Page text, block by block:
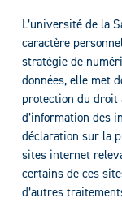
L’université de la
caractère
stratégie de
données, elle met
protection du droit
d’information des
déclaration sur la
sites internet
certains de ces
d’autres